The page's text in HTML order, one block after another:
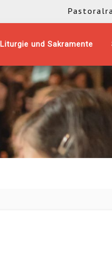
Liturgie und Sakramente